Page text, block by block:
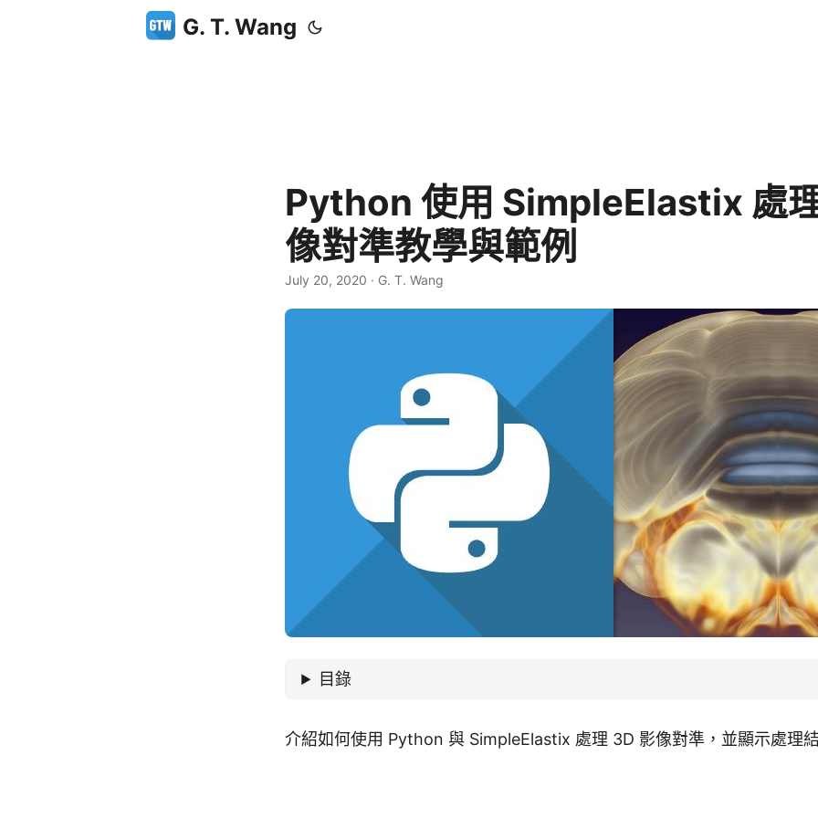
G. T. Wang
Python 使用 SimpleElastix 處
像對準教學與範例
July 20, 2020 · G. T. Wang
目錄
介紹如何使用 Python 與 SimpleElastix 處理 3D 影像對準，並顯示處理